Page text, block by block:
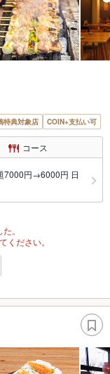
特典対象店 COIN+支払い可
コース
7000円→6000円 日
。
ください。